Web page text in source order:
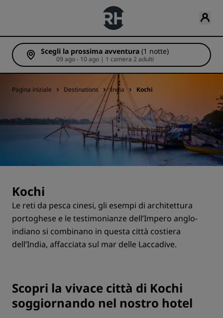
Scegli la prossima avventura (1 notte)
09 ago - 10 ago | 1 camera 2 adulti
Pagina iniziale Destinations India Kochi
Kochi
Le reti da pesca cinesi, gli esempi di architettura
portoghese e le testimonianze dell’Impero anglo-
indiano si combinano in questa città costiera
dell’India, affacciata sul mar delle Laccadive.
Scopri la vivace città di Kochi
soggiornando nel nostro hotel